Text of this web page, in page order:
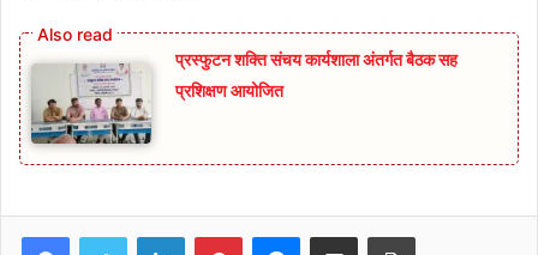
प्रस्फुटन शक्ति संचय कार्यशाला अंतर्गत बैठक सह
प्रशिक्षण आयोजित
FacebookTwitter LinkedInPinterestMessenger
Share via Email Print